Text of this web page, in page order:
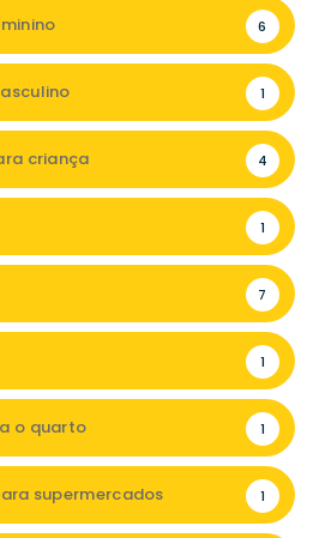
6
1
criança 4
1
7
1
o quarto 1
supermercados 1